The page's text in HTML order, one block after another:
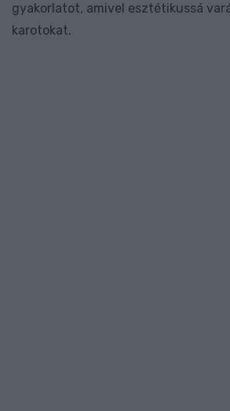
gyakorlatot, amivel esztétikussá
karotokat.